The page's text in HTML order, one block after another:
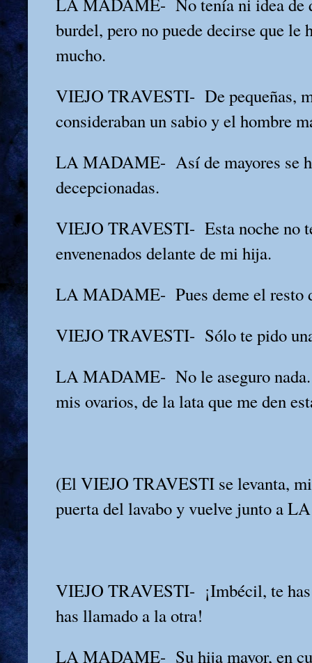
burdel, pero no puede decirse que le
mucho.
VIEJO TRAVESTI- De pequeñas,
consideraban un sabio y el hombre
LA MADAME- Así de mayores se
decepcionadas.
VIEJO TRAVESTI- Esta noche no
envenenados delante de mi hija.
LA MADAME- Pues deme el
VIEJO TRAVESTI- Sólo te pido
LA MADAME- No le aseguro
mis ovarios, de la lata que me den
(El VIEJO TRAVESTI se levanta,
puerta del lavabo y vuelve junto a
VIEJO TRAVESTI- ¡Imbécil, te
has llamado a la otra!
LA MADAME- Su hija mayor, en